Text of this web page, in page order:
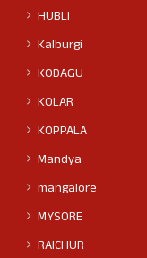
HUBLI
Kalburgi
KODAGU
KOLAR
KOPPALA
Mandya
mangalore
MYSORE
RAICHUR